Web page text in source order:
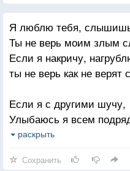
Я люблю тебя,
Ты не верь моим злым
Если я накричу,
ты не верь как не верят
Если я с другими шучу,
Улыбаюсь я всем
Ты не верь, я совсем не
раскрыть
Сохранить